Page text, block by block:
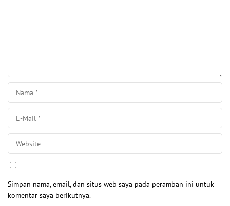
Simpan nama, email, dan situs web saya pada peramban ini untuk
komentar saya berikutnya.